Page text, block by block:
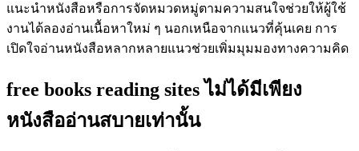
แนะนำหนังสือหรือการจัดหมวดหมู่ตามความสนใจช่วยให้ผู้ใช้
งานได้ลองอ่านเนื้อหาใหม่ ๆ นอกเหนือจากแนวที่คุ้นเคย การ
เปิดใจอ่านหนังสือหลากหลายแนวช่วยเพิ่มมุมมองทางความคิด
free books reading sites ไม่ได้มีเพียง
หนังสืออ่านสบายเท่านั้น